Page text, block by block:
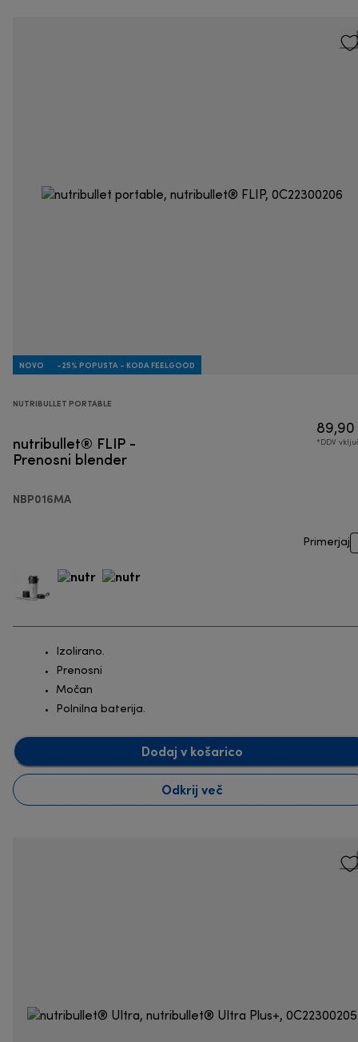
NOVO -25% POPUSTA - KODA FEELGOOD
NUTRIBULLET PORTABLE
nutribullet® FLIP -
Prenosni blender
NBP016MA
*DDV
Primerjaj
Izolirano.
Prenosni
Močan
Polnilna baterija.
Dodaj v košarico
Odkrij več